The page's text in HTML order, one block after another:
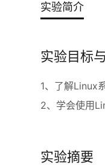
实验简介
实验目标
1、了解Linux
2、学会使用
实验摘要